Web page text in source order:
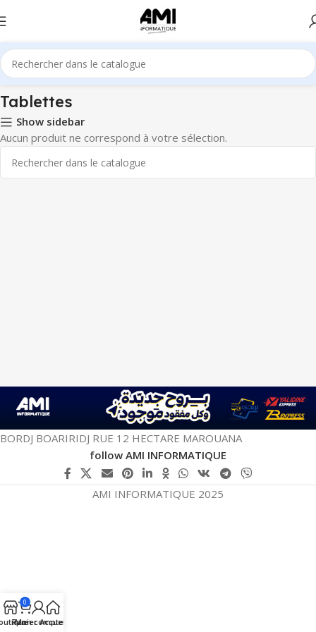
Accueil Pc & Ordinateur Tablettes
Tablettes
Show sidebar
Aucun produit ne correspond à votre sélection.
BORDJ BOARIRIDJ RUE 12 HECTARE MAROUANA
follow AMI INFORMATIQUE
AMI INFORMATIQUE 2025
0
Panier
Mon compte
Accueil